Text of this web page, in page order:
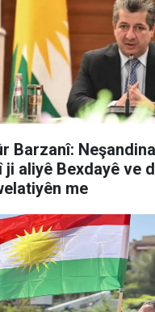
Barzanî:
ji aliyê Bexdayê ve
me